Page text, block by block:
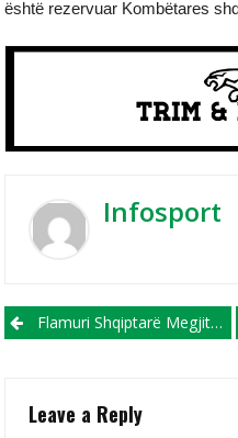
është rezervuar Kombëtares
Infosport
Post navigation
Flamuri Shqiptarë Megjithatë Po Valvitet Në Leskovc!
Leave a Reply